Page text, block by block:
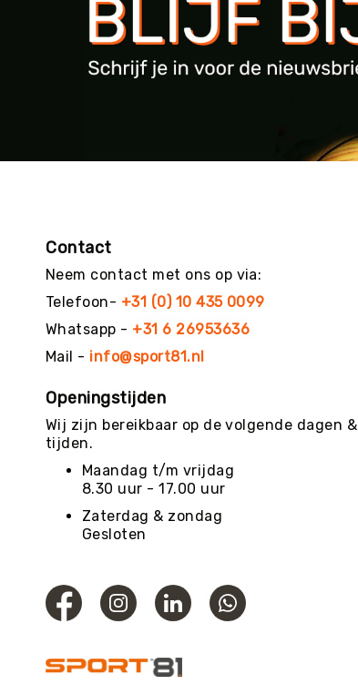
I
Contact
Neem contact met ons op via:
Telefoon- +31 (0) 10 435 0099
Whatsapp - +31 6 26953636
Mail - info@sport81.nl
Openingstijden
Wij zijn bereikbaar op de volgende dagen &
tijden.
Maandag t/m vrijdag
8.30 uur - 17.00 uur
Zaterdag & zondag
Gesloten